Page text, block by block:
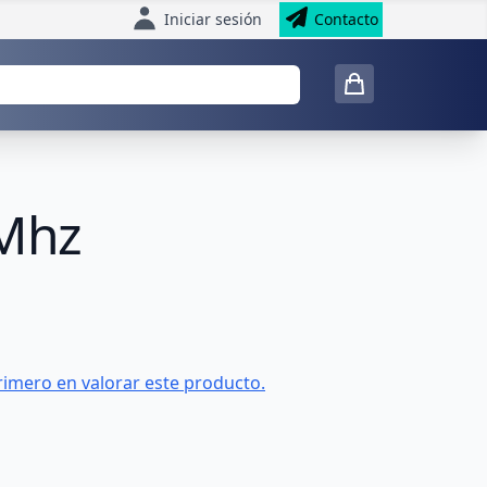
Iniciar sesión Contacto
en valorar este producto.